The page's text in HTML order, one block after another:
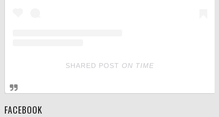
SHARED POST ON TIME
FACEBOOK